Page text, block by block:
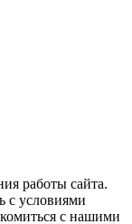
работы сайта.
с условиями
с нашими